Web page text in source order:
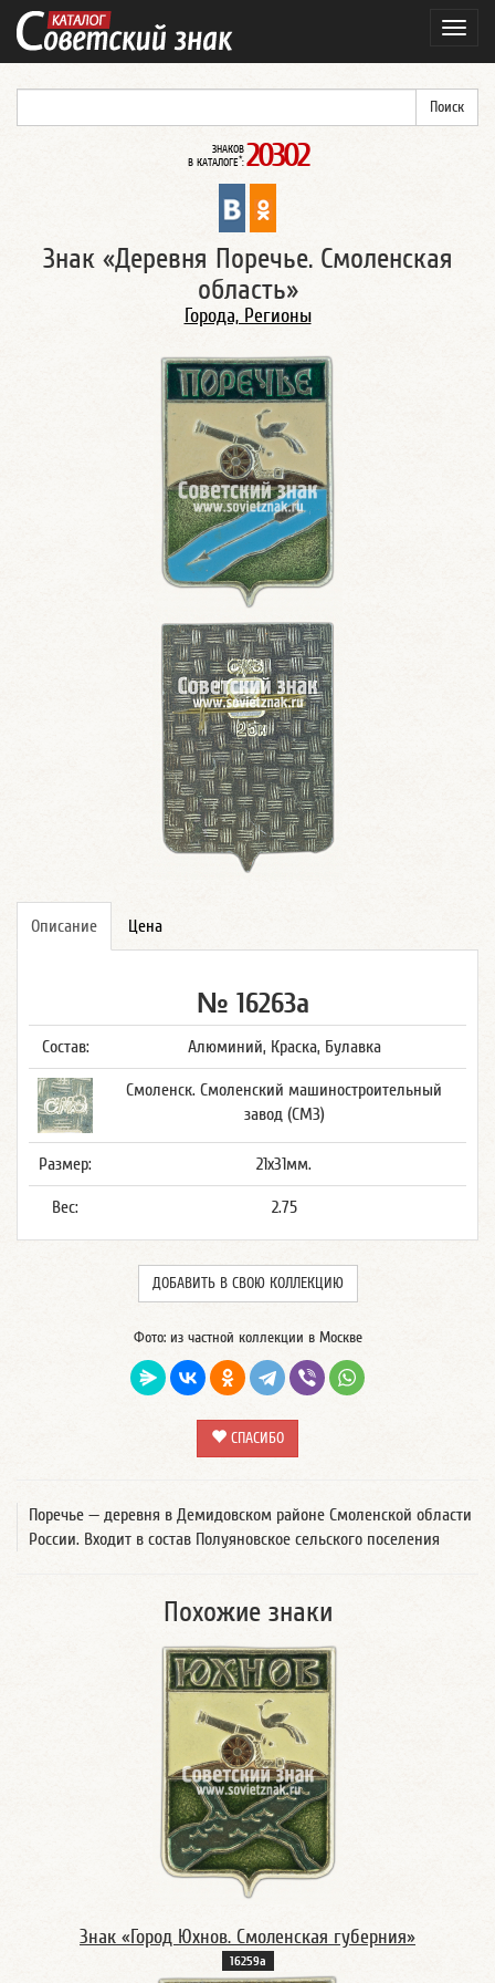
ЗНАКОВ
В КАТАЛОГЕ*: 20302
Знак «Деревня Поречье. Смоленская
область»
Города, Регионы
Описание Цена
№ 16263а
Состав: Алюминий, Краска, Булавка
Смоленск. Смоленский машиностроительный
завод (СМЗ)
Размер: 21x31мм.
Вес: 2.75
ДОБАВИТЬ В СВОЮ КОЛЛЕКЦИЮ
Фото: из частной коллекции в Москве
СПАСИБО
Поречье — деревня в Демидовском районе Смоленской области
России. Входит в состав Полуяновское сельского поселения
Похожие знаки
Знак «Город Юхнов. Смоленская губерния»
16259а